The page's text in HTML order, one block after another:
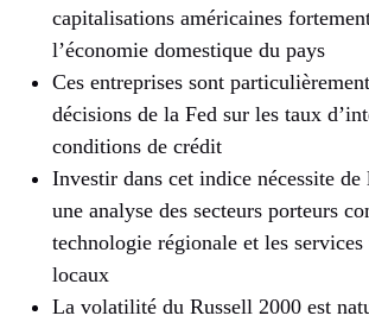
capitalisations américaines
l’économie domestique du pays
Ces entreprises sont
décisions de la Fed sur les taux
conditions de crédit
Investir dans cet indice nécessite de
une analyse des secteurs porteurs
technologie régionale et les
locaux
La volatilité du Russell 2000 est